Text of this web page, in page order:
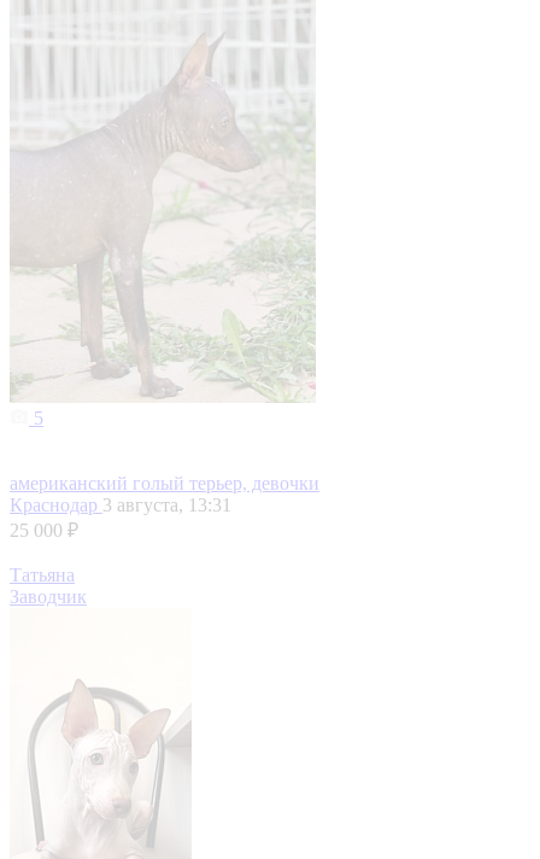
5
американский голый терьер, девочки
Краснодар 3 августа, 13:31
25 000 ₽
Татьяна
Заводчик